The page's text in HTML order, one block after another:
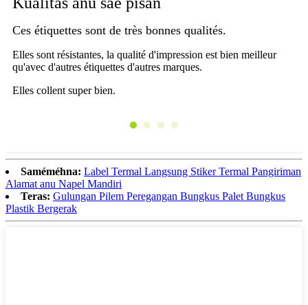
Ces étiquettes sont de très bonnes qualités.
Elles sont résistantes, la qualité d'impression est bien meilleur
qu'avec d'autres étiquettes d'autres marques.
Elles collent super bien.
Saméméhna: Label Termal Langsung Stiker Termal Pangiriman
Alamat anu Napel Mandiri
Teras: Gulungan Pilem Peregangan Bungkus Palet Bungkus
Plastik Bergerak